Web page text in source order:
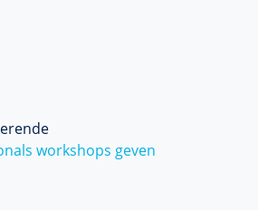
workshops geven